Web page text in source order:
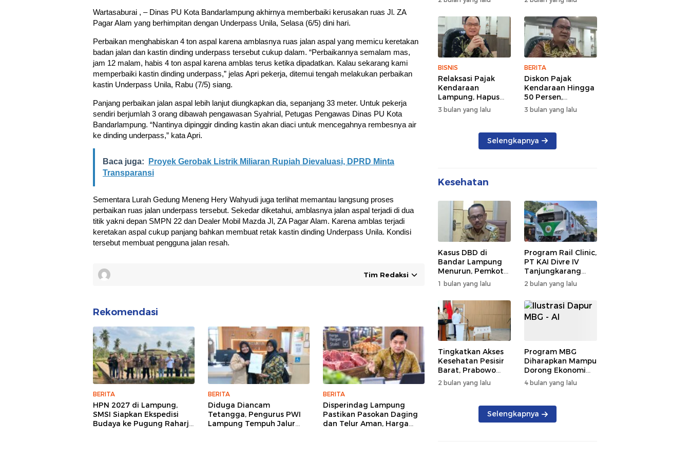
Wartasaburai , – Dinas PU Kota Bandarlampung akhirnya memberbaiki kerusakan ruas Jl. ZA
Pagar Alam yang berhimpitan dengan Underpass Unila, Selasa (6/5) dini hari.
Perbaikan menghabiskan 4 ton aspal karena amblasnya ruas jalan aspal yang memicu keretakan
badan jalan dan kastin dinding underpass tersebut cukup dalam. “Perbaikannya semalam mas,
jam 12 malam, habis 4 ton aspal karena amblas terus ketika dipadatkan. Kalau sekarang kami
memperbaiki kastin dinding underpass,” jelas Apri pekerja, ditemui tengah melakukan perbaikan
kastin Underpass Unila, Rabu (7/5) siang.
Panjang perbaikan jalan aspal lebih lanjut diungkapkan dia, sepanjang 33 meter. Untuk pekerja
sendiri berjumlah 3 orang dibawah pengawasan Syahrial, Petugas Pengawas Dinas PU Kota
Bandarlampung. “Nantinya dipinggir dinding kastin akan diaci untuk mencegahnya rembesnya air
ke dinding underpass,” kata Apri.
Baca juga:
Proyek Gerobak Listrik Miliaran Rupiah Dievaluasi, DPRD Minta
Transparansi
Sementara Lurah Gedung Meneng Hery Wahyudi juga terlihat memantau langsung proses
perbaikan ruas jalan underpass tersebut. Sekedar diketahui, amblasnya jalan aspal terjadi di dua
titik yakni depan SMPN 22 dan Dealer Mobil Mazda Jl, ZA Pagar Alam. Karena amblas terjadi
keretakan aspal cukup panjang bahkan membuat retak kastin dinding Underpass Unila. Kondisi
tersebut membuat pengguna jalan resah.
Tim Redaksi
Rekomendasi
BERITA
HPN 2027 di Lampung,
SMSI Siapkan Ekspedisi
Budaya ke Pugung Raharjo
BERITA
Diduga Diancam
Tetangga, Pengurus PWI
Lampung Tempuh Jalur
BERITA
Disperindag Lampung
Pastikan Pasokan Daging
dan Telur Aman, Harga
Wujud Semangat
Sehat dan
Kebersamaan
Tengah Kepadatan
Lalu Lintas Pagi
Hari
BISNIS
Relaksasi Pajak
Kendaraan
Lampung, Hapus
Denda dan Beri
Diskon BBN
3 bulan yang lalu
BERITA
Diskon Pajak
Kendaraan Hingga
50 Persen,
Lampung Genjot
Mutasi Kendaraan
3 bulan yang lalu
Selengkapnya
Kesehatan
Kasus DBD di
Bandar Lampung
Menurun, Pemkot
Genjot PSN
Wujudkan Nol
Kematian
1 bulan yang lalu
Program Rail Clinic,
PT KAI Divre IV
Tanjungkarang
Beri Layanan
Kesehatan Gratis
250 Warga
2 bulan yang lalu
Tingkatkan Akses
Kesehatan Pesisir
Barat, Prabowo
Resmikan RSUD KH
Muhammad Thohir
2 bulan yang lalu
Program MBG
Diharapkan Mampu
Dorong Ekonomi
Daerah, DPRD
Lampung Tekankan
Produk Lokal
4 bulan yang lalu
Selengkapnya